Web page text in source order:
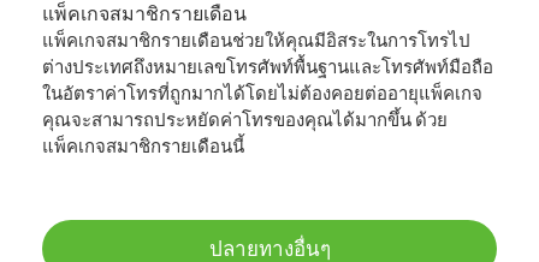
แพ็คเกจสมาชิกรายเดือน
แพ็คเกจสมาชิกรายเดือนช่วยให้คุณมีอิสระในการโทรไป
ต่างประเทศถึงหมายเลขโทรศัพท์พื้นฐานและโทรศัพท์มือถือ
ในอัตราค่าโทรที่ถูกมากได้โดยไม่ต้องคอยต่ออายุแพ็คเกจ
คุณจะสามารถประหยัดค่าโทรของคุณได้มากขึ้น ด้วย
แพ็คเกจสมาชิกรายเดือนนี้
ปลายทางอื่นๆ